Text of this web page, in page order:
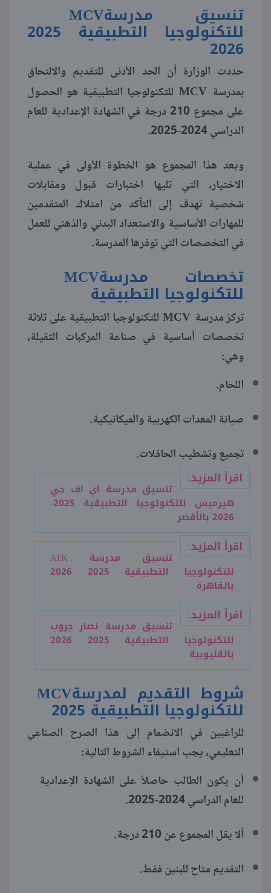
تنسيق مدرسةMCV
للتكنولوجيا التطبيقية 2025
2026
حددت الوزارة أن الحد الأدنى للتقديم والالتحاق
بمدرسة MCV للتكنولوجيا التطبيقية هو الحصول
على مجموع 210 درجة في الشهادة الإعدادية للعام
الدراسي 2024-2025.
ويعد هذا المجموع هو الخطوة الأولى في عملية
الاختيار، التي تليها اختبارات قبول ومقابلات
شخصية تهدف إلى التأكد من امتلاك المتقدمين
للمهارات الأساسية والاستعداد البدني والذهني للعمل
في التخصصات التي توفرها المدرسة.
تخصصات مدرسةMCV
للتكنولوجيا التطبيقية
تركز مدرسة MCV للتكنولوجيا التطبيقية على ثلاثة
تخصصات أساسية في صناعة المركبات الثقيلة،
وهي:
اللحام.
صيانة المعدات الكهربية والميكانيكية.
تجميع وتشطيب الحافلات.
اقرأ المزيد:
تنسيق مدرسة اي اف جي
هيرميس للتكنولوجيا التطبيقية 2025-
2026 بالأقصر
اقرأ المزيد:
تنسيق مدرسة ATK
للتكنولوجيا التطبيقية 2025 2026
بالقاهرة
اقرأ المزيد:
تنسيق مدرسة نصار جروب
للتكنولوجيا التطبيقية 2025 2026
بالقليوبية
شروط التقديم لمدرسةMCV
للتكنولوجيا التطبيقية 2025
للراغبين في الانضمام إلى هذا الصرح الصناعي
التعليمي، يجب استيفاء الشروط التالية:
أن يكون الطالب حاصلاً على الشهادة الإعدادية
للعام الدراسي 2024-2025.
ألا يقل المجموع عن 210 درجة.
التقديم متاح للبنين فقط.